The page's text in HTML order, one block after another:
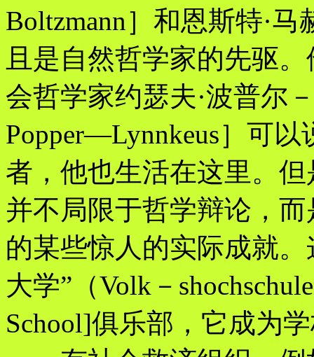
Boltzmann］和恩斯特·
且是自然哲学家的先驱
会哲学家约瑟夫·波普尔
Popper—Lynnkeus］可
者，他也生活在这里。
并不局限于哲学辩论，
的某些惊人的实际成就
大学”（Volk－
School]俱乐部，它成为